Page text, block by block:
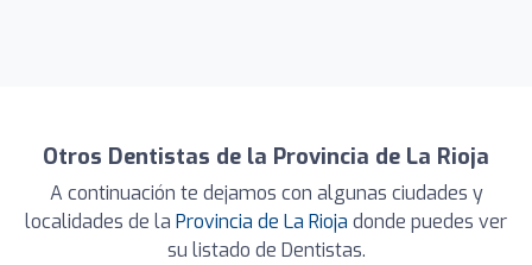
Otros Dentistas de la Provincia de La Rioja
A continuación te dejamos con algunas ciudades y
localidades de la Provincia de La Rioja donde puedes ver
su listado de Dentistas.